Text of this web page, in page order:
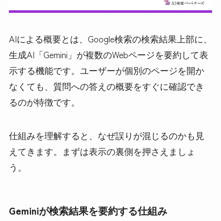
AIによる概要とは、Google検索の検索結果上部に、
生成AI「Gemini」が複数のWebページを要約して表
示する機能です。ユーザーが個別のページを開か
なくても、質問への答えの概要をすぐに確認でき
るのが特徴です。
仕組みを理解すると、なぜ誤りが混じるのかも見
えてきます。まずは表示の裏側を押さえましょ
う。
Geminiが検索結果を要約する仕組み